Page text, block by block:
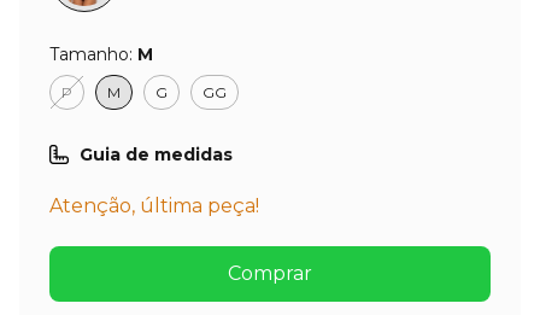
Tamanho: M
P M G GG
Guia de medidas
Atenção, última peça!